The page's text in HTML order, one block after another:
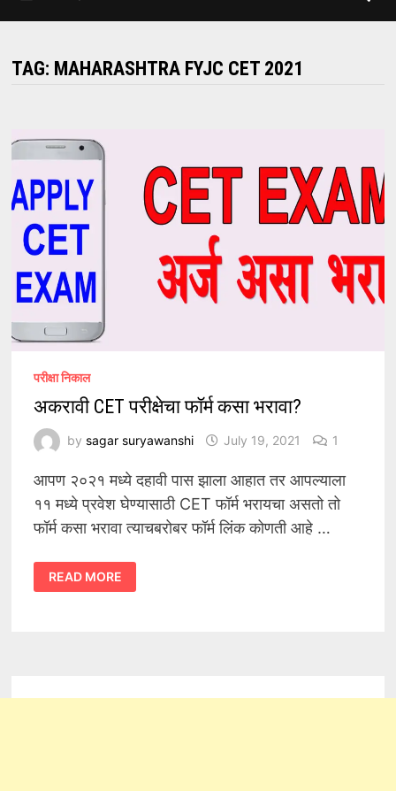
TAG: MAHARASHTRA FYJC CET 2021
परीक्षा निकाल
अकरावी CET परीक्षेचा फॉर्म कसा भरावा?
by sagar suryawanshi July 19, 2021 1
आपण २०२१ मध्ये दहावी पास झाला आहात तर आपल्याला
११ मध्ये प्रवेश घेण्यासाठी CET फॉर्म भरायचा असतो तो
फॉर्म कसा भरावा त्याचबरोबर फॉर्म लिंक कोणती आहे …
अकरावी
CET
परीक्षेचा
READ MORE